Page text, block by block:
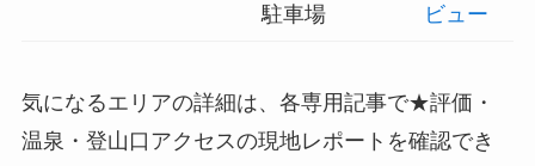
駐車場
ビュー
気になるエリアの詳細は、各専用記事で★評価・
温泉・登山口アクセスの現地レポートを確認でき